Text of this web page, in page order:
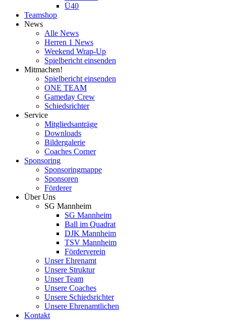
Ü40
Teamshop
News
Alle News
Herren 1 News
Weekend Wrap-Up
Spielbericht einsenden
Mitmachen!
Spielbericht einsenden
ONE TEAM
Gameday Crew
Schiedsrichter
Service
Mitgliedsanträge
Downloads
Bildergalerie
Coaches Corner
Sponsoring
Sponsoringmappe
Sponsoren
Förderer
Über Uns
SG Mannheim
SG Mannheim
Ball im Quadrat
DJK Mannheim
TSV Mannheim
Förderverein
Unser Ehrenamt
Unsere Struktur
Unser Team
Unsere Coaches
Unsere Schiedsrichter
Unsere Ehrenamtlichen
Kontakt